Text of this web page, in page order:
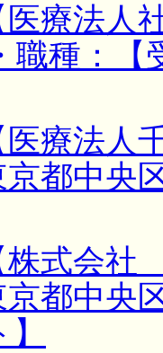
医療法人
職種：【
医療法
京都中央
株式会
京都中央